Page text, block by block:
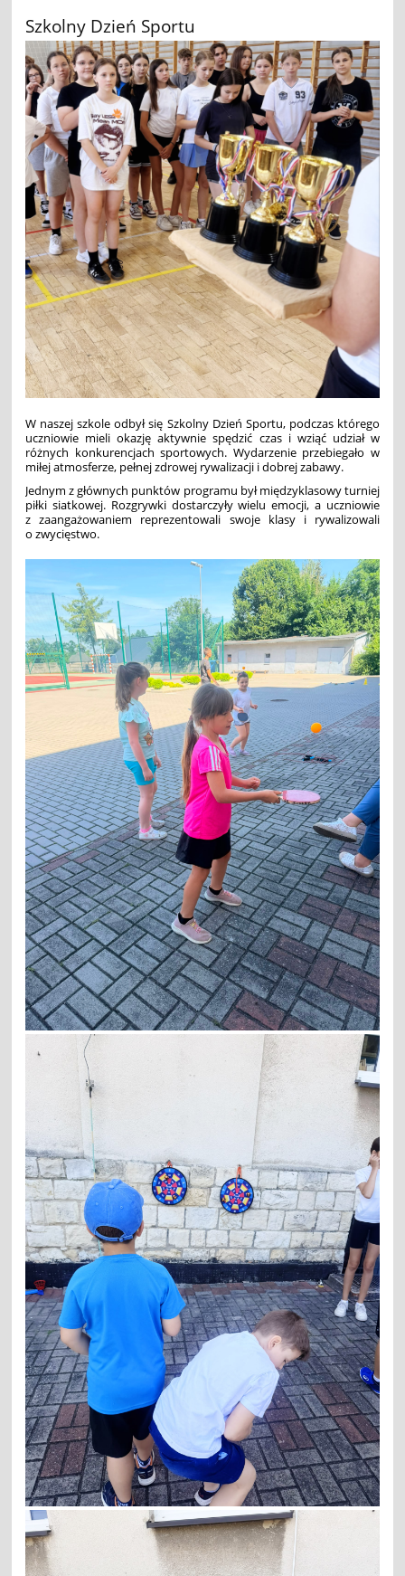
Szkolny Dzień Sportu
W naszej szkole odbył się Szkolny Dzień Sportu, podczas którego
uczniowie mieli okazję aktywnie spędzić czas i wziąć udział w
różnych konkurencjach sportowych. Wydarzenie przebiegało w
miłej atmosferze, pełnej zdrowej rywalizacji i dobrej zabawy.
Jednym z głównych punktów programu był międzyklasowy turniej
piłki siatkowej. Rozgrywki dostarczyły wielu emocji, a uczniowie
z zaangażowaniem reprezentowali swoje klasy i rywalizowali
o zwycięstwo.